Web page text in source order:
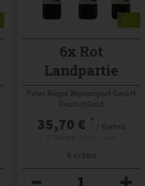
6x Rot
Landpartie
Peter Riegel Weinimport GmbH
Deutschland
35,70 € * / Karton